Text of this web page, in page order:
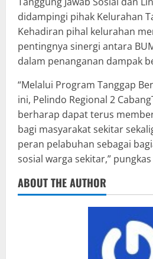
didampingi pihak Kelurahan
Kehadiran pihal kelurahan
pentingnya sinergi antara
dalam penanganan dampak
“Melalui Program Tanggap
ini, Pelindo Regional 2
berharap dapat terus
bagi masyarakat sekitar
peran pelabuhan sebagai
sosial warga sekitar,”
ABOUT THE AUTHOR